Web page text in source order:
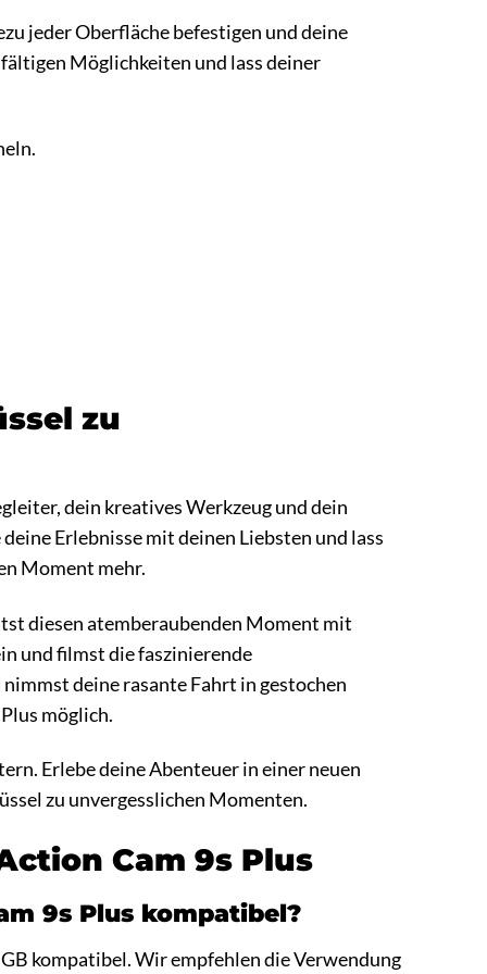
jeder Oberfläche befestigen und deine
Möglichkeiten und lass deiner
zu
dein kreatives Werkzeug und dein
Erlebnisse mit deinen Liebsten und lass
Moment mehr.
diesen atemberaubenden Moment mit
und filmst die faszinierende
deine rasante Fahrt in gestochen
möglich.
Erlebe deine Abenteuer in einer neuen
zu unvergesslichen Momenten.
Cam 9s Plus
9s Plus kompatibel?
kompatibel. Wir empfehlen die Verwendung